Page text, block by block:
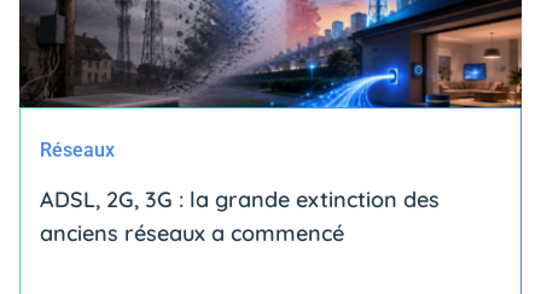
Réseaux
ADSL, 2G, 3G : la grande extinction des
anciens réseaux a commencé